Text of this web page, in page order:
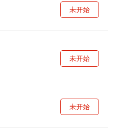
未开始
未开始
未开始